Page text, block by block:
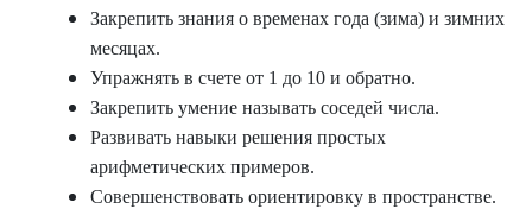
Закрепить знания о временах года (зима) и зимних
месяцах.
Упражнять в счете от 1 до 10 и обратно.
Закрепить умение называть соседей числа.
Развивать навыки решения простых
арифметических примеров.
Совершенствовать ориентировку в пространстве.